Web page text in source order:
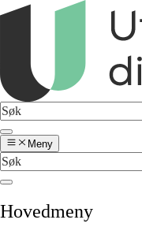
Meny
Hovedmeny